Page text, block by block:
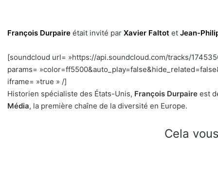
François Durpaire était invité par Xavier Faltot et Jean-
[soundcloud url= »https://api.soundcloud.com/tracks/
params=
iframe= »true » /]
Historien spécialiste des États-Unis, François Durpaire est
Média, la première chaîne de la diversité en Europe.
Cela